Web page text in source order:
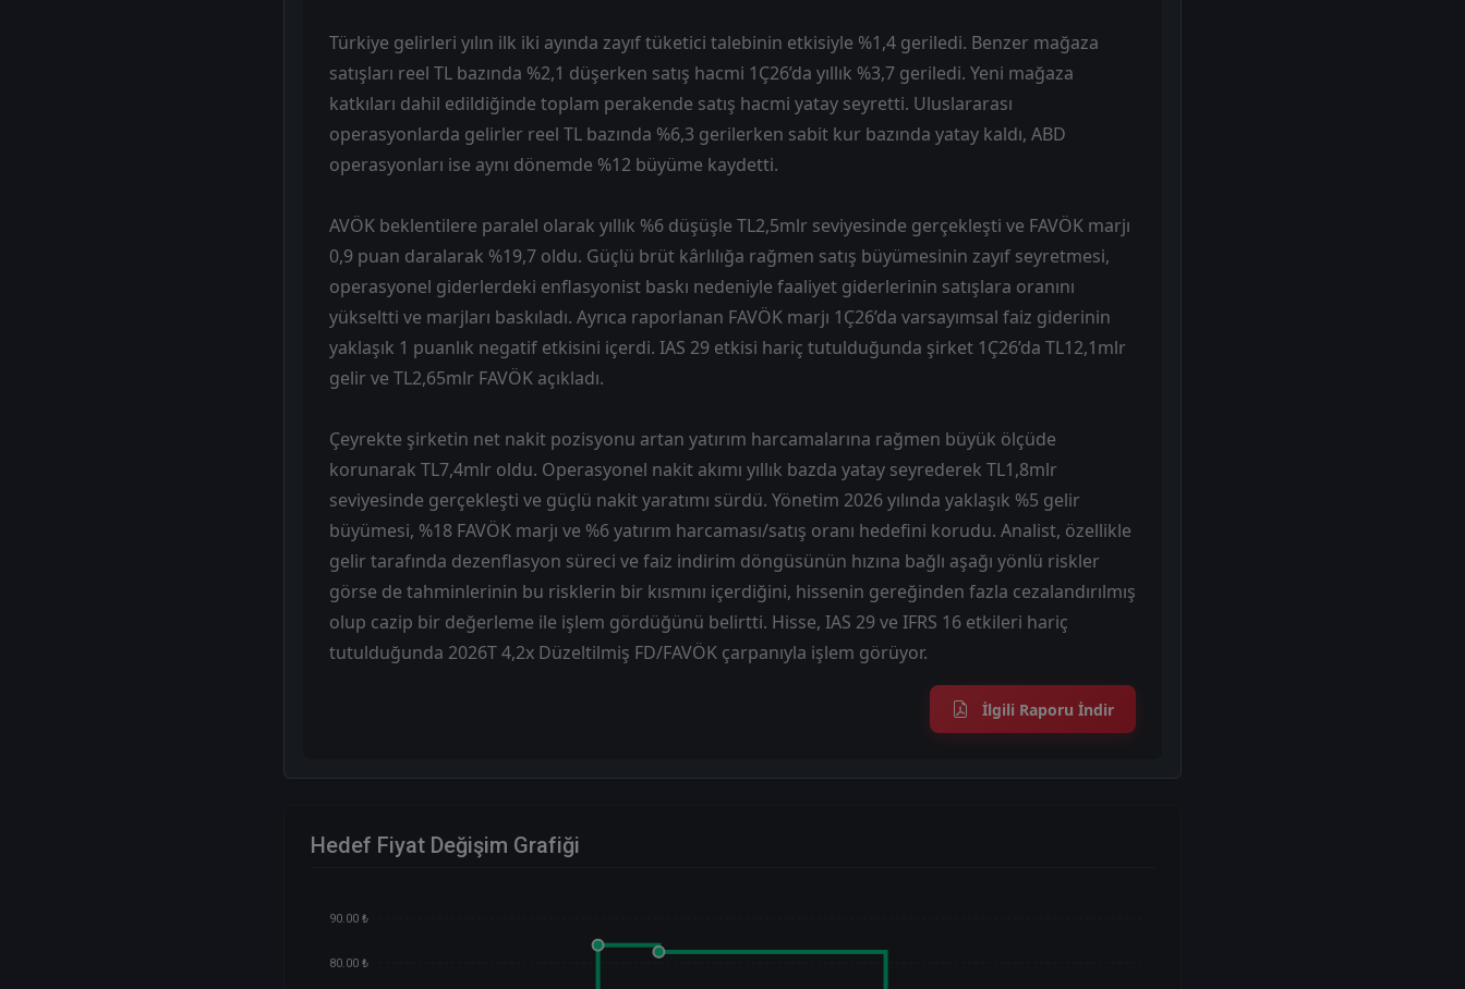
Türkiye gelirleri yılın ilk iki ayında zayıf tüketici talebinin etkisiyle %1,4 geriledi. Benzer mağaza
satışları reel TL bazında %2,1 düşerken satış hacmi 1Ç26’da yıllık %3,7 geriledi. Yeni mağaza
katkıları dahil edildiğinde toplam perakende satış hacmi yatay seyretti. Uluslararası
operasyonlarda gelirler reel TL bazında %6,3 gerilerken sabit kur bazında yatay kaldı, ABD
operasyonları ise aynı dönemde %12 büyüme kaydetti.
AVÖK beklentilere paralel olarak yıllık %6 düşüşle TL2,5mlr seviyesinde gerçekleşti ve FAVÖK marjı
0,9 puan daralarak %19,7 oldu. Güçlü brüt kârlılığa rağmen satış büyümesinin zayıf seyretmesi,
operasyonel giderlerdeki enflasyonist baskı nedeniyle faaliyet giderlerinin satışlara oranını
yükseltti ve marjları baskıladı. Ayrıca raporlanan FAVÖK marjı 1Ç26’da varsayımsal faiz giderinin
yaklaşık 1 puanlık negatif etkisini içerdi. IAS 29 etkisi hariç tutulduğunda şirket 1Ç26’da TL12,1mlr
gelir ve TL2,65mlr FAVÖK açıkladı.
Çeyrekte şirketin net nakit pozisyonu artan yatırım harcamalarına rağmen büyük ölçüde
korunarak TL7,4mlr oldu. Operasyonel nakit akımı yıllık bazda yatay seyrederek TL1,8mlr
seviyesinde gerçekleşti ve güçlü nakit yaratımı sürdü. Yönetim 2026 yılında yaklaşık %5 gelir
büyümesi, %18 FAVÖK marjı ve %6 yatırım harcaması/satış oranı hedefini korudu. Analist, özellikle
gelir tarafında dezenflasyon süreci ve faiz indirim döngüsünün hızına bağlı aşağı yönlü riskler
görse de tahminlerinin bu risklerin bir kısmını içerdiğini, hissenin gereğinden fazla cezalandırılmış
olup cazip bir değerleme ile işlem gördüğünü belirtti. Hisse, IAS 29 ve IFRS 16 etkileri hariç
tutulduğunda 2026T 4,2x Düzeltilmiş FD/FAVÖK çarpanıyla işlem görüyor.
İlgili Raporu İndir
Hedef Fiyat Değişim Grafiği
90.00 ₺
80.00 ₺